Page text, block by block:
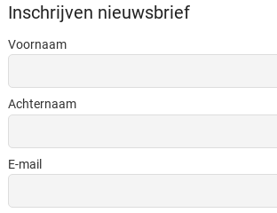
Inschrijven nieuwsbrief
Voornaam
Achternaam
E-mail